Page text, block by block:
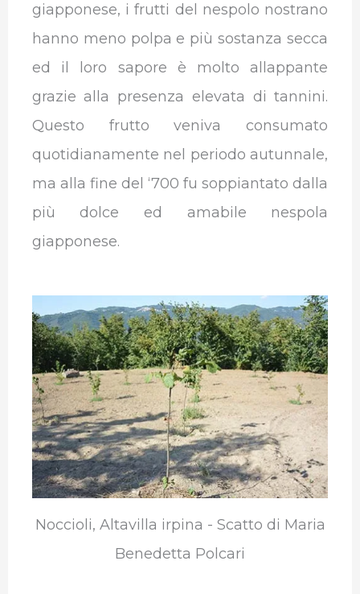
giapponese, i frutti del nespolo nostrano
hanno meno polpa e più sostanza secca
ed il loro sapore è molto allappante
grazie alla presenza elevata di tannini.
Questo frutto veniva consumato
quotidianamente nel periodo autunnale,
ma alla fine del ‘700 fu soppiantato dalla
più dolce ed amabile nespola
giapponese.
Noccioli, Altavilla irpina - Scatto di Maria
Benedetta Polcari